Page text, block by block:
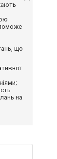
що
на